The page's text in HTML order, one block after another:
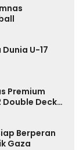
U-17
Premium
Double Decker
Berperan
Gaza